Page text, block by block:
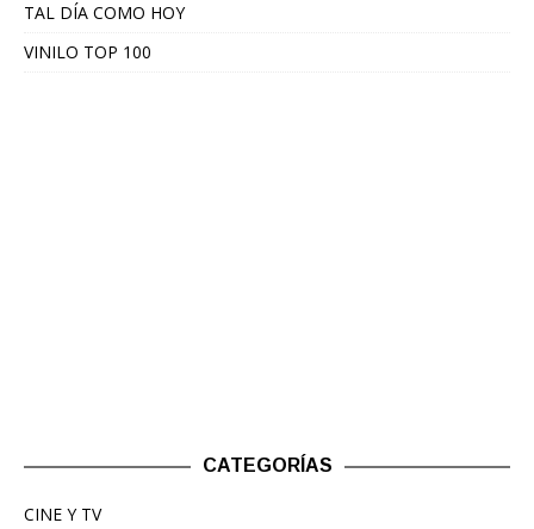
TAL DÍA COMO HOY
VINILO TOP 100
CATEGORÍAS
CINE Y TV